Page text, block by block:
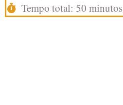
Tempo total: 50 minutos